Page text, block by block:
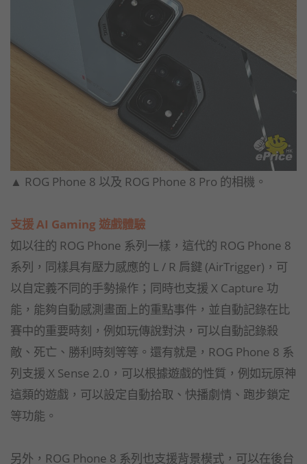
▲ ROG Phone 8 以及 ROG Phone 8 Pro 的相機。
支援 AI Gaming 遊戲體驗
如以往的 ROG Phone 系列一樣，這代的 ROG Phone 8
系列，同樣具有壓力感應的 L / R 肩鍵 (AirTrigger)，可
以自定義不同的手勢操作；同時也支援 X Capture 功
能，能夠自動感測畫面上的重點事件，並自動記錄在比
賽中的重要時刻，例如玩傳說對決，可以自動記錄殺
敵、死亡、勝利時刻等等。還有就是，ROG Phone 8 系
列支援 X Sense 2.0，可以根據遊戲的性質，例如玩原神
這類的遊戲，可以設定自動拾取、快播劇情、跑步鎖定
等功能。
另外，ROG Phone 8 系列也支援背景模式，可以在後台